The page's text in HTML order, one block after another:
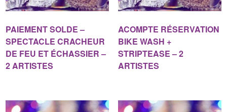
PAIEMENT SOLDE –
SPECTACLE CRACHEUR
DE FEU ET ÉCHASSIER –
2 ARTISTES
ACOMPTE RÉSERVATION
BIKE WASH +
STRIPTEASE – 2
ARTISTES